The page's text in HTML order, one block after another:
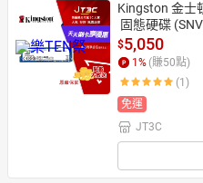
女裝 男裝
電子/紙本書
HOT
Kingston 金士
固態硬碟
$5,050
1 % (賺50點)
(1)
免運
JT3C